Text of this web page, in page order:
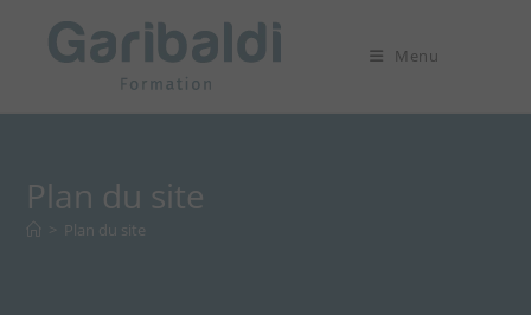
Menu
Plan du site
Plan du site